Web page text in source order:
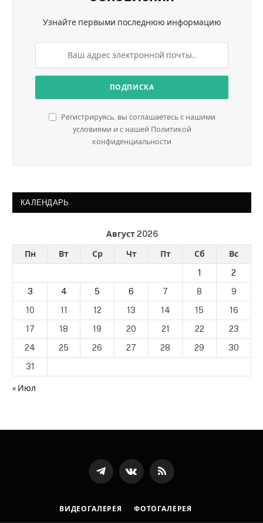
Узнайте первыми последнюю информацию
Регистрируясь, вы соглашаетесь с нашими
условиями и с нашей Политикой
конфиденциальности
КАЛЕНДАРЬ
Август 2026
Пн Вт Ср Чт Пт Сб
Вс
1
2
3
4 5 6 7 8
9
10
11 12 13 14 15
16
17
18 19 20 21 22
23
24
25 26 27 28 29
30
31
« Июл
ТелеграммВКонтактеRSS-
ВИДЕОГАЛЕРЕЯ ФОТОГАЛЕРЕЯ